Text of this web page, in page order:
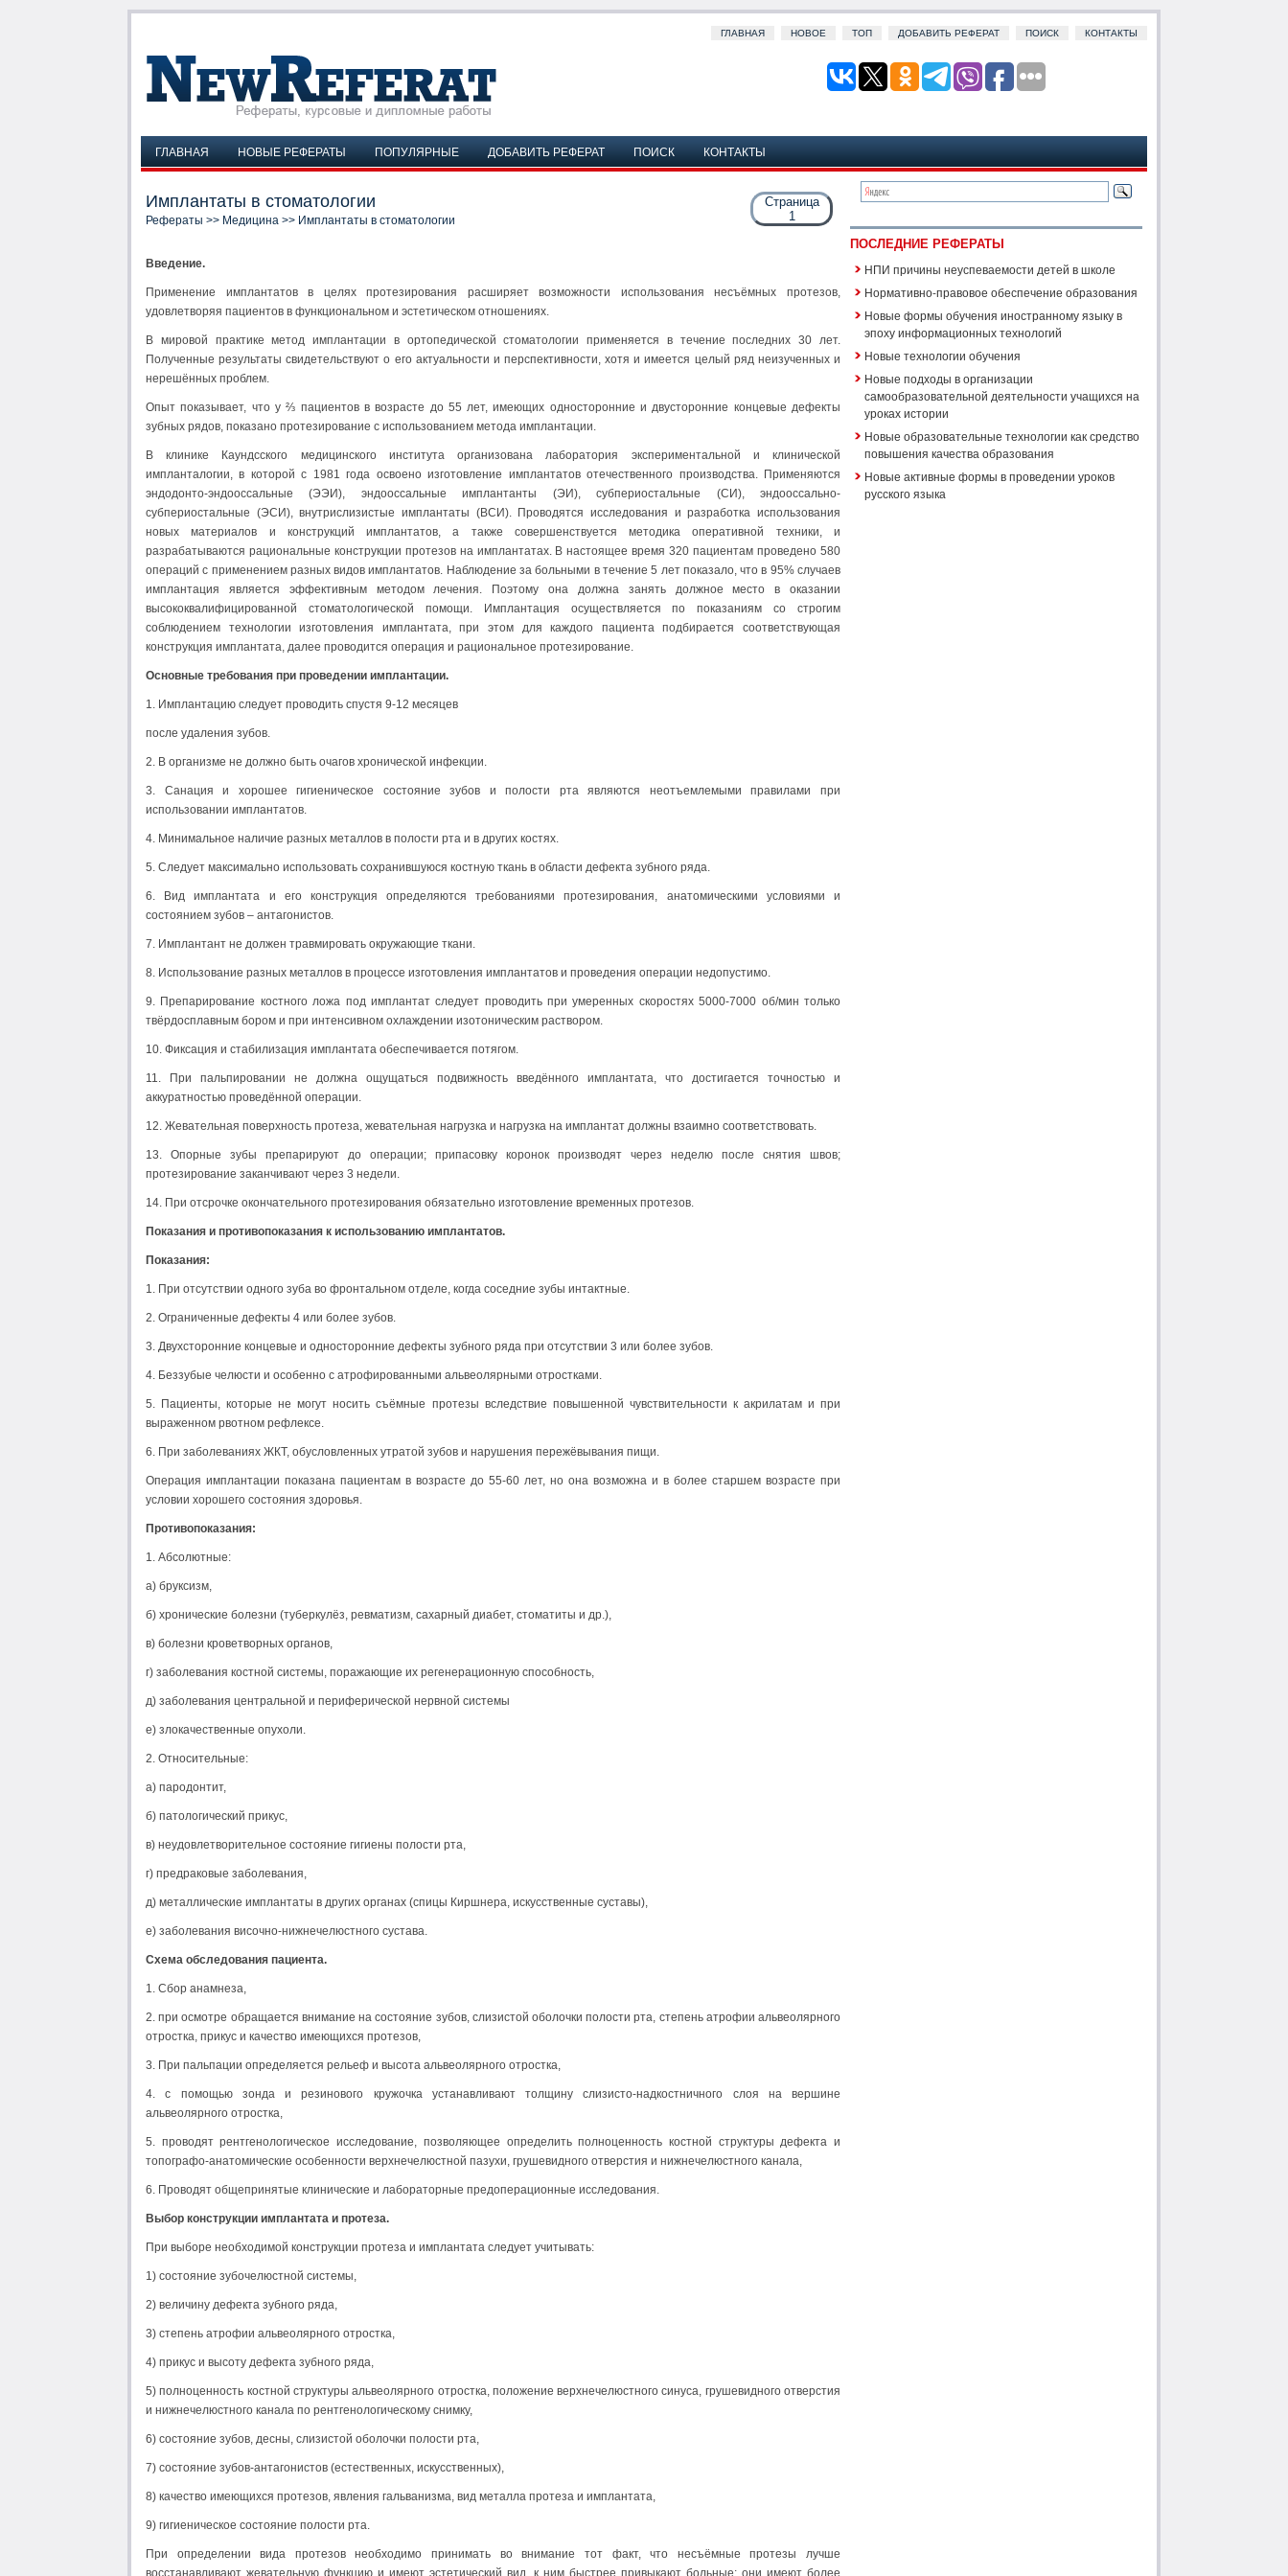
ГЛАВНАЯ НОВОЕ ТОП ДОБАВИТЬ РЕФЕРАТ ПОИСК КОНТАКТЫ
ГЛАВНАЯ НОВЫЕ РЕФЕРАТЫ ПОПУЛЯРНЫЕ ДОБАВИТЬ РЕФЕРАТ ПОИСК КОНТАКТЫ
Страница
1
Имплантаты в стоматологии
Рефераты >> Медицина >> Имплантаты в стоматологии
Введение.
Применение имплантатов в целях протезирования расширяет возможности использования несъёмных протезов,
удовлетворяя пациентов в функциональном и эстетическом отношениях.
В мировой практике метод имплантации в ортопедической стоматологии применяется в течение последних 30 лет.
Полученные результаты свидетельствуют о его актуальности и перспективности, хотя и имеется целый ряд неизученных и
нерешённых проблем.
Опыт показывает, что у ⅔ пациентов в возрасте до 55 лет, имеющих односторонние и двусторонние концевые дефекты
зубных рядов, показано протезирование с использованием метода имплантации.
В клинике Каундсского медицинского института организована лаборатория экспериментальной и клинической
импланталогии, в которой с 1981 года освоено изготовление имплантатов отечественного производства. Применяются
эндодонто-эндооссальные (ЭЭИ), эндооссальные имплантанты (ЭИ), субпериостальные (СИ), эндооссально-
субпериостальные (ЭСИ), внутрислизистые имплантаты (ВСИ). Проводятся исследования и разработка использования
новых материалов и конструкций имплантатов, а также совершенствуется методика оперативной техники, и
разрабатываются рациональные конструкции протезов на имплантатах. В настоящее время 320 пациентам проведено 580
операций с применением разных видов имплантатов. Наблюдение за больными в течение 5 лет показало, что в 95% случаев
имплантация является эффективным методом лечения. Поэтому она должна занять должное место в оказании
высококвалифицированной стоматологической помощи. Имплантация осуществляется по показаниям со строгим
соблюдением технологии изготовления имплантата, при этом для каждого пациента подбирается соответствующая
конструкция имплантата, далее проводится операция и рациональное протезирование.
Основные требования при проведении имплантации.
1. Имплантацию следует проводить спустя 9-12 месяцев
после удаления зубов.
2. В организме не должно быть очагов хронической инфекции.
3. Санация и хорошее гигиеническое состояние зубов и полости рта являются неотъемлемыми правилами при
использовании имплантатов.
4. Минимальное наличие разных металлов в полости рта и в других костях.
5. Следует максимально использовать сохранившуюся костную ткань в области дефекта зубного ряда.
6. Вид имплантата и его конструкция определяются требованиями протезирования, анатомическими условиями и
состоянием зубов – антагонистов.
7. Имплантант не должен травмировать окружающие ткани.
8. Использование разных металлов в процессе изготовления имплантатов и проведения операции недопустимо.
9. Препарирование костного ложа под имплантат следует проводить при умеренных скоростях 5000-7000 об/мин только
твёрдосплавным бором и при интенсивном охлаждении изотоническим раствором.
10. Фиксация и стабилизация имплантата обеспечивается потягом.
11. При пальпировании не должна ощущаться подвижность введённого имплантата, что достигается точностью и
аккуратностью проведённой операции.
12. Жевательная поверхность протеза, жевательная нагрузка и нагрузка на имплантат должны взаимно соответствовать.
13. Опорные зубы препарируют до операции; припасовку коронок производят через неделю после снятия швов;
протезирование заканчивают через 3 недели.
14. При отсрочке окончательного протезирования обязательно изготовление временных протезов.
Показания и противопоказания к использованию имплантатов.
Показания:
1. При отсутствии одного зуба во фронтальном отделе, когда соседние зубы интактные.
2. Ограниченные дефекты 4 или более зубов.
3. Двухсторонние концевые и односторонние дефекты зубного ряда при отсутствии 3 или более зубов.
4. Беззубые челюсти и особенно с атрофированными альвеолярными отростками.
5. Пациенты, которые не могут носить съёмные протезы вследствие повышенной чувствительности к акрилатам и при
выраженном рвотном рефлексе.
6. При заболеваниях ЖКТ, обусловленных утратой зубов и нарушения пережёвывания пищи.
Операция имплантации показана пациентам в возрасте до 55-60 лет, но она возможна и в более старшем возрасте при
условии хорошего состояния здоровья.
Противопоказания:
1. Абсолютные:
а) бруксизм,
б) хронические болезни (туберкулёз, ревматизм, сахарный диабет, стоматиты и др.),
в) болезни кроветворных органов,
г) заболевания костной системы, поражающие их регенерационную способность,
д) заболевания центральной и периферической нервной системы
е) злокачественные опухоли.
2. Относительные:
а) пародонтит,
б) патологический прикус,
в) неудовлетворительное состояние гигиены полости рта,
г) предраковые заболевания,
д) металлические имплантаты в других органах (спицы Киршнера, искусственные суставы),
е) заболевания височно-нижнечелюстного сустава.
Схема обследования пациента.
1. Сбор анамнеза,
2. при осмотре обращается внимание на состояние зубов, слизистой оболочки полости рта, степень атрофии альвеолярного
отростка, прикус и качество имеющихся протезов,
3. При пальпации определяется рельеф и высота альвеолярного отростка,
4. с помощью зонда и резинового кружочка устанавливают толщину слизисто-надкостничного слоя на вершине
альвеолярного отростка,
5. проводят рентгенологическое исследование, позволяющее определить полноценность костной структуры дефекта и
топографо-анатомические особенности верхнечелюстной пазухи, грушевидного отверстия и нижнечелюстного канала,
6. Проводят общепринятые клинические и лабораторные предоперационные исследования.
Выбор конструкции имплантата и протеза.
При выборе необходимой конструкции протеза и имплантата следует учитывать:
1) состояние зубочелюстной системы,
2) величину дефекта зубного ряда,
3) степень атрофии альвеолярного отростка,
4) прикус и высоту дефекта зубного ряда,
5) полноценность костной структуры альвеолярного отростка, положение верхнечелюстного синуса, грушевидного отверстия
и нижнечелюстного канала по рентгенологическому снимку,
6) состояние зубов, десны, слизистой оболочки полости рта,
7) состояние зубов-антагонистов (естественных, искусственных),
8) качество имеющихся протезов, явления гальванизма, вид металла протеза и имплантата,
9) гигиеническое состояние полости рта.
При определении вида протезов необходимо принимать во внимание тот факт, что несъёмные протезы лучше
восстанавливают жевательную функцию и имеют эстетический вид, к ним быстрее привыкают больные; они имеют более
ПОСЛЕДНИЕ РЕФЕРАТЫ
НПИ причины неуспеваемости детей в школе
Нормативно-правовое обеспечение образования
Новые формы обучения иностранному языку в
эпоху информационных технологий
Новые технологии обучения
Новые подходы в организации
самообразовательной деятельности учащихся на
уроках истории
Новые образовательные технологии как средство
повышения качества образования
Новые активные формы в проведении уроков
русского языка